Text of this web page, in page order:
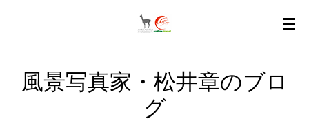
風景写真家・松井章のブロ
グ